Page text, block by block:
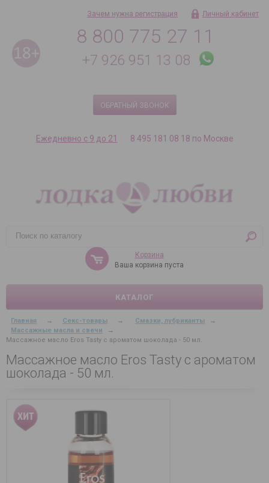
8 800 775 27 11
+7 926 951 13 08
ОБРАТНЫЙ ЗВОНОК
Зачем нужна регистрация Личный кабинет
Ежедневно с 9 до 21 8 495 181 08 18 по Москве
Корзина
Ваша корзина пуста
КАТАЛОГ
Главная → Секс-товары → Смазки, лубриканты
→
Массажные масла и свечи
→
Массажное масло Eros Tasty с ароматом шоколада - 50 мл.
Массажное масло Eros Tasty с ароматом
шоколада - 50 мл.